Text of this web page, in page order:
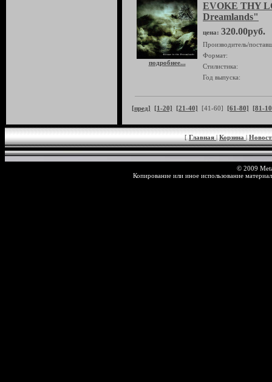
подробнее...
EVOKE THY
Dreamlands"
цена: 320.00руб.
Производитель/
Формат:
Стилистика:
Год выпуска:
[пред] [1-20] [21-40] [41-60] [61-80] [81-
[ Главная | Корзина |
© 2009
Копирование или иное использование